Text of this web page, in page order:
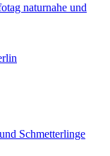
naturnahe und
Schmetterlinge